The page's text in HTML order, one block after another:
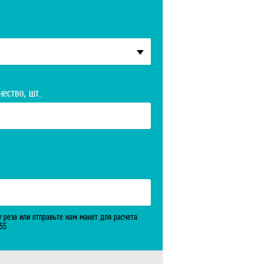
шт.
реза или отправьте нам макет для расчета